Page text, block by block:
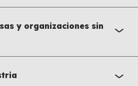
y organizaciones sin